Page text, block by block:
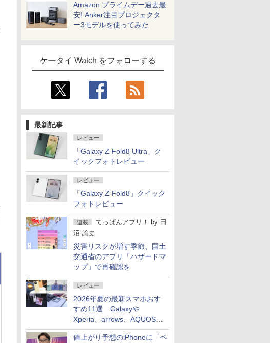
Amazon プライムデー過去最
安! Anker注目プロジェクタ
ー3モデルを使ってみた
ケータイ Watch をフォローする
最新記事
レビュー
「Galaxy Z Fold8 Ultra」ク
イックフォトレビュー
レビュー
「Galaxy Z Fold8」クイック
フォトレビュー
連載 てっぱんアプリ！ by 日
沼 諭史
災害リスクが増す季節、国土
交通省のアプリ「ハザードマ
ップ」で再確認を
レビュー
2026年夏の最新スマホおす
すめ11選 Galaxyや
Xperia、arrows、AQUOSな
ど注目機種の特徴は
値上がり予想のiPhoneに「ペ